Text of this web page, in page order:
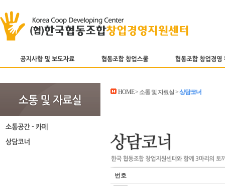
HOME > 소통 및 자료실 >상담코너
번호